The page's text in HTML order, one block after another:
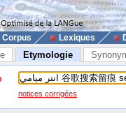
Corpus Lexiques
Etymologie
notices corrigées